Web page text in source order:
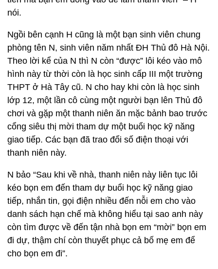
nói.
Ngồi bên cạnh H cũng là một bạn sinh viên chung
phòng tên N, sinh viên năm nhất ĐH Thủ đô Hà Nội.
Theo lời kể của N thì N còn “được” lôi kéo vào mô
hình này từ thời còn là học sinh cấp III một trường
THPT ở Hà Tây cũ. N cho hay khi còn là học sinh
lớp 12, một lần cô cùng một người bạn lên Thủ đô
chơi và gặp một thanh niên ăn mặc bảnh bao trước
cổng siêu thị mời tham dự một buổi học kỹ năng
giao tiếp. Các bạn đã trao đổi số điện thoại với
thanh niên này.
N bảo “Sau khi về nhà, thanh niên này liên tục lôi
kéo bọn em đến tham dự buổi học kỹ năng giao
tiếp, nhắn tin, gọi điện nhiều đến nỗi em cho vào
danh sách hạn chế mà không hiểu tại sao anh này
còn tìm được về đến tận nhà bọn em “mời” bọn em
đi dự, thậm chí còn thuyết phục cả bố mẹ em để
cho bọn em đi”.